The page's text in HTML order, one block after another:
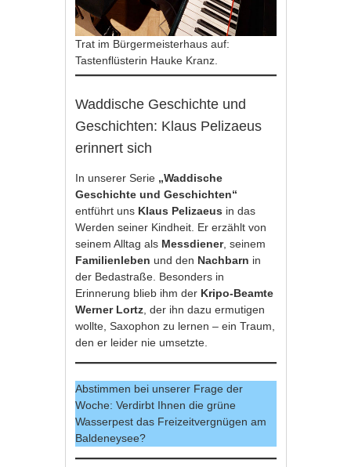
Trat im Bürgermeisterhaus auf:
Tastenflüsterin Hauke Kranz.
Waddische Geschichte und
Geschichten: Klaus Pelizaeus
erinnert sich
In unserer Serie „Waddische
Geschichte und Geschichten“
entführt uns Klaus Pelizaeus in das
Werden seiner Kindheit. Er erzählt von
seinem Alltag als Messdiener, seinem
Familienleben und den Nachbarn in
der Bedastraße. Besonders in
Erinnerung blieb ihm der Kripo-Beamte
Werner Lortz , der ihn dazu ermutigen
wollte, Saxophon zu lernen – ein Traum,
den er leider nie umsetzte.
Abstimmen bei unserer Frage der
Woche: Verdirbt Ihnen die grüne
Wasserpest das Freizeitvergnügen am
Baldeneysee?